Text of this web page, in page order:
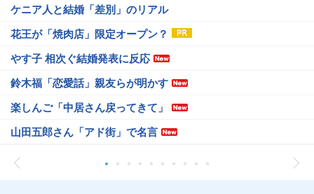
ケニア人と結婚「差別」のリアル
花王が「焼肉店」限定オープン？
やす子 相次ぐ結婚発表に反応
鈴木福「恋愛話」親友らが明かす
楽しんご「中居さん戻ってきて」
山田五郎さん「アド街」で名言